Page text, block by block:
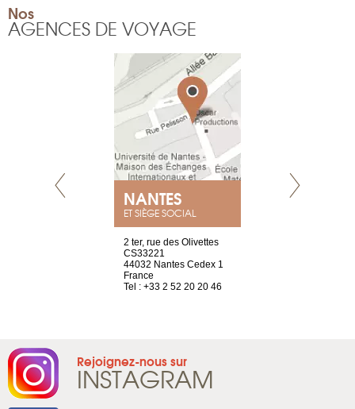
Nos
AGENCES DE VOYAGE
NANTES
ET SIÈGE SOCIAL
2 ter, rue des Olivettes
CS33221
44032 Nantes Cedex 1
France
Tel : +33 2 52 20 20 46
Rejoignez-nous sur
INSTAGRAM